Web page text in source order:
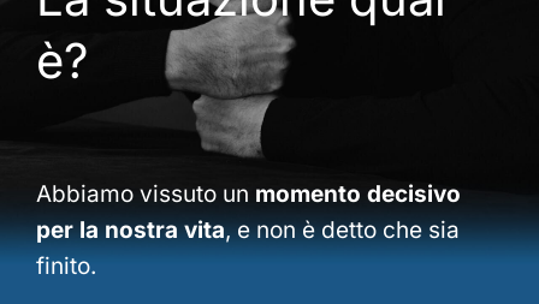
è?
Abbiamo vissuto un momento decisivo
per la nostra vita, e non è detto che sia
finito.